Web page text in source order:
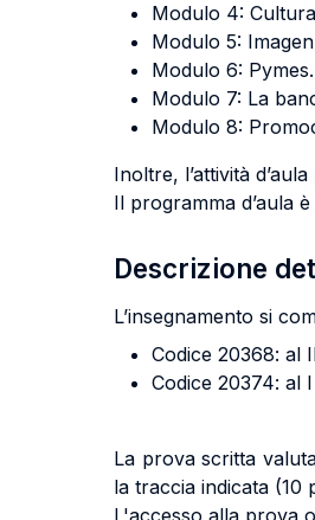
Modulo 4:
Modulo 5:
Modulo 6: Pymes.
Modulo 7: La
Modulo 8:
Inoltre, l’attività
Il programma d’aula
Descrizione
L’insegnamento si
Codice 20368: al
Codice 20374: al
La prova scritta
la traccia indicata (10
L'accesso alla prova